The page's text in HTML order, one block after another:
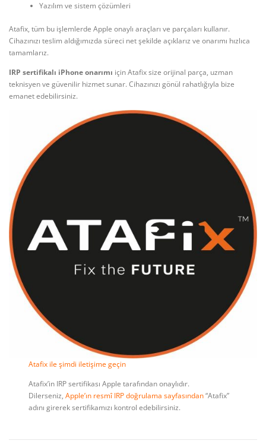
Yazılım ve sistem çözümleri
Atafix, tüm bu işlemlerde Apple onaylı araçları ve parçaları kullanır.
Cihazınızı teslim aldığımızda süreci net şekilde açıklarız ve onarımı hızlıca
tamamlarız.
IRP sertifikalı iPhone onarımı için Atafix size orijinal parça, uzman
teknisyen ve güvenilir hizmet sunar. Cihazınızı gönül rahatlığıyla bize
emanet edebilirsiniz.
Atafix ile şimdi iletişime geçin
Atafix’in IRP sertifikası Apple tarafından onaylıdır.
Dilerseniz,Apple’ın resmî IRP doğrulama sayfasından“Atafix”
adını girerek sertifikamızı kontrol edebilirsiniz.